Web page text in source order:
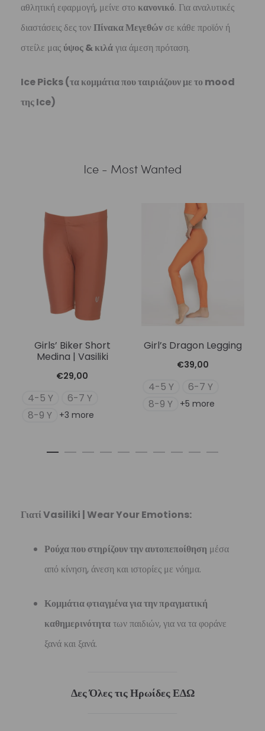
αθλητική εφαρμογή, μείνε στο κανονικό. Για αναλυτικές
διαστάσεις δες τονΠίνακα Μεγεθών σε κάθε προϊόν ή
στείλε μαςύψος & κιλάγια άμεση πρόταση.
Ice Picks (τα κομμάτια που ταιριάζουν με το mood
της Ice)
Ice - Most Wanted
Girls’ Biker Short
Medina | Vasiliki
€29,00
4-5 Y
6-7 Y
8-9 Y
+3 more
Girl’s Dragon Legging
€39,00
4-5 Y
6-7 Y
8-9 Y
+5 more
Γιατί Vasiliki | Wear Your Emotions:
Ρούχα που στηρίζουν την αυτοπεποίθηση μέσα
από κίνηση, άνεση και ιστορίες με νόημα.
Κομμάτια φτιαγμένα για την πραγματική
καθημερινότητατων παιδιών, για να τα φοράνε
ξανά και ξανά.
Δες Όλες τις ΗρωίδεςΕΔΩ